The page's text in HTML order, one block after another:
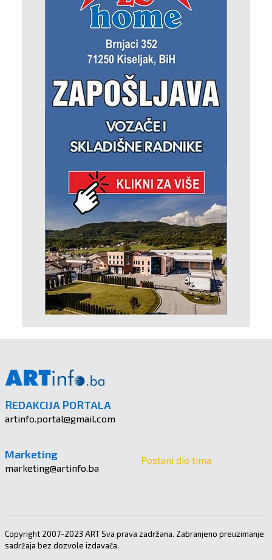
REDAKCIJA PORTALA
artinfo.portal@gmail.com
Marketing
marketing@artinfo.ba
Postani dio tima
Copyright 2007-2023 ART Sva prava zadržana. Zabranjeno preuzimanje
sadržaja bez dozvole izdavača.